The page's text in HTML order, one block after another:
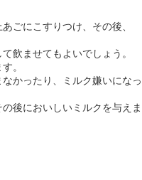
ごにこすりつけ、その後、
飲ませてもよいでしょう。
。
かったり、ミルク嫌いになっ
後においしいミルクを与えま